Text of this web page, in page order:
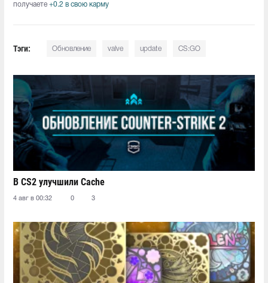
получаете +0.2 в свою карму
Тэги: Обновление valve update CS:GO
В CS2 улучшили Cache
4 авг в 00:32 0 3